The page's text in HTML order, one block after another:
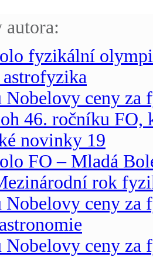
autora:
fyzikální
Nobelovy ceny
46. ročníku FO,
novinky 19
FO – Mladá
rok
Nobelovy ceny
Nobelovy ceny za